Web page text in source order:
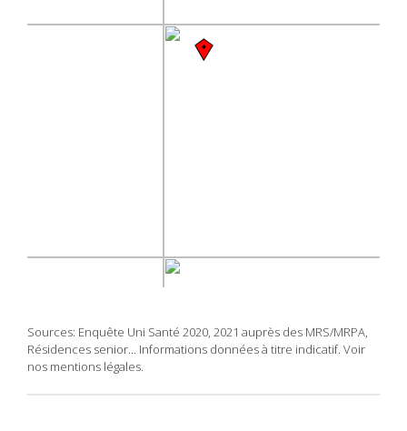
Sources: Enquête Uni Santé 2020, 2021 auprès des MRS/MRPA,
Résidences senior... Informations données à titre indicatif. Voir
nos mentions légales.